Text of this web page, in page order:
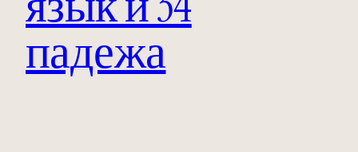
падежа